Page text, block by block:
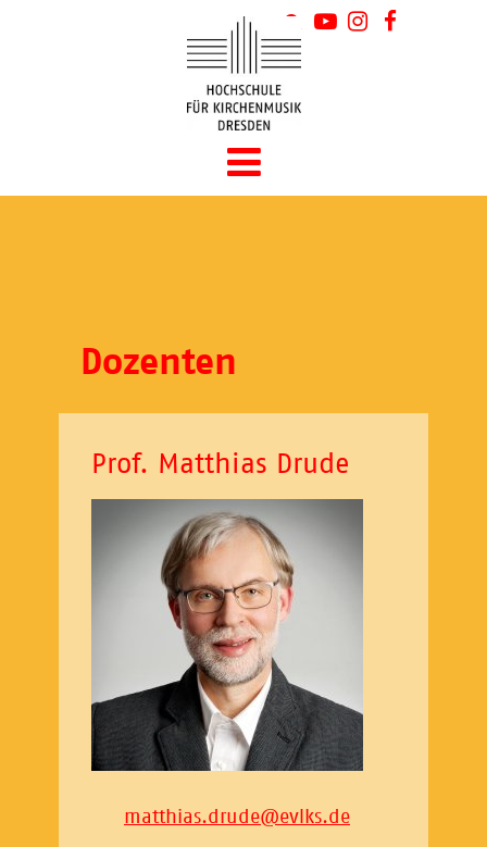
Dozenten
Prof. Matthias Drude
matthias.drude@evlks.de